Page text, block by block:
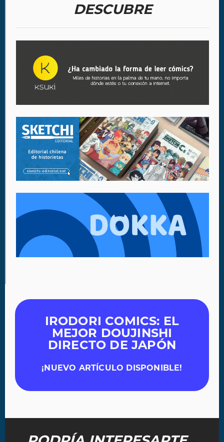
DESCUBRE
IRODORI COMICS: EL
MEJOR DOUJINSHI
DIRECTO DE JAPÓN
¡NUEVO ARTÍCULO DISPONIBLE!